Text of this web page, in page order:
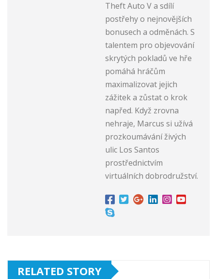
Theft Auto V a sdílí
postřehy o nejnovějších
bonusech a odměnách. S
talentem pro objevování
skrytých pokladů ve hře
pomáhá hráčům
maximalizovat jejich
zážitek a zůstat o krok
napřed. Když zrovna
nehraje, Marcus si užívá
prozkoumávání živých
ulic Los Santos
prostřednictvím
virtuálních dobrodružství.
RELATED STORY